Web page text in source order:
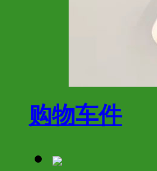
购物车件